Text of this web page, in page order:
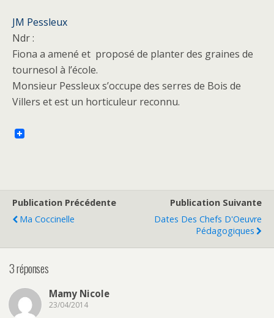
JM Pessleux
Ndr :
Fiona a amené et proposé de planter des graines de
tournesol à l’école.
Monsieur Pessleux s’occupe des serres de Bois de
Villers et est un horticuleur reconnu.
Publication Précédente
Ma Coccinelle
Publication Suivante
Dates Des Chefs D'Oeuvre
Pédagogiques
3 réponses
Mamy Nicole
23/04/2014